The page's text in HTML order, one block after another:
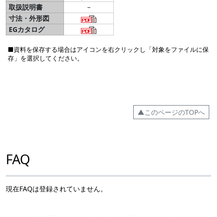
取扱説明書
–
寸法・外形図
EGカタログ
■資料を保存する場合はアイコンを右クリックし「対象をファイルに保
存」を選択してください。
▲このページのTOPへ
FAQ
現在FAQは登録されていません。